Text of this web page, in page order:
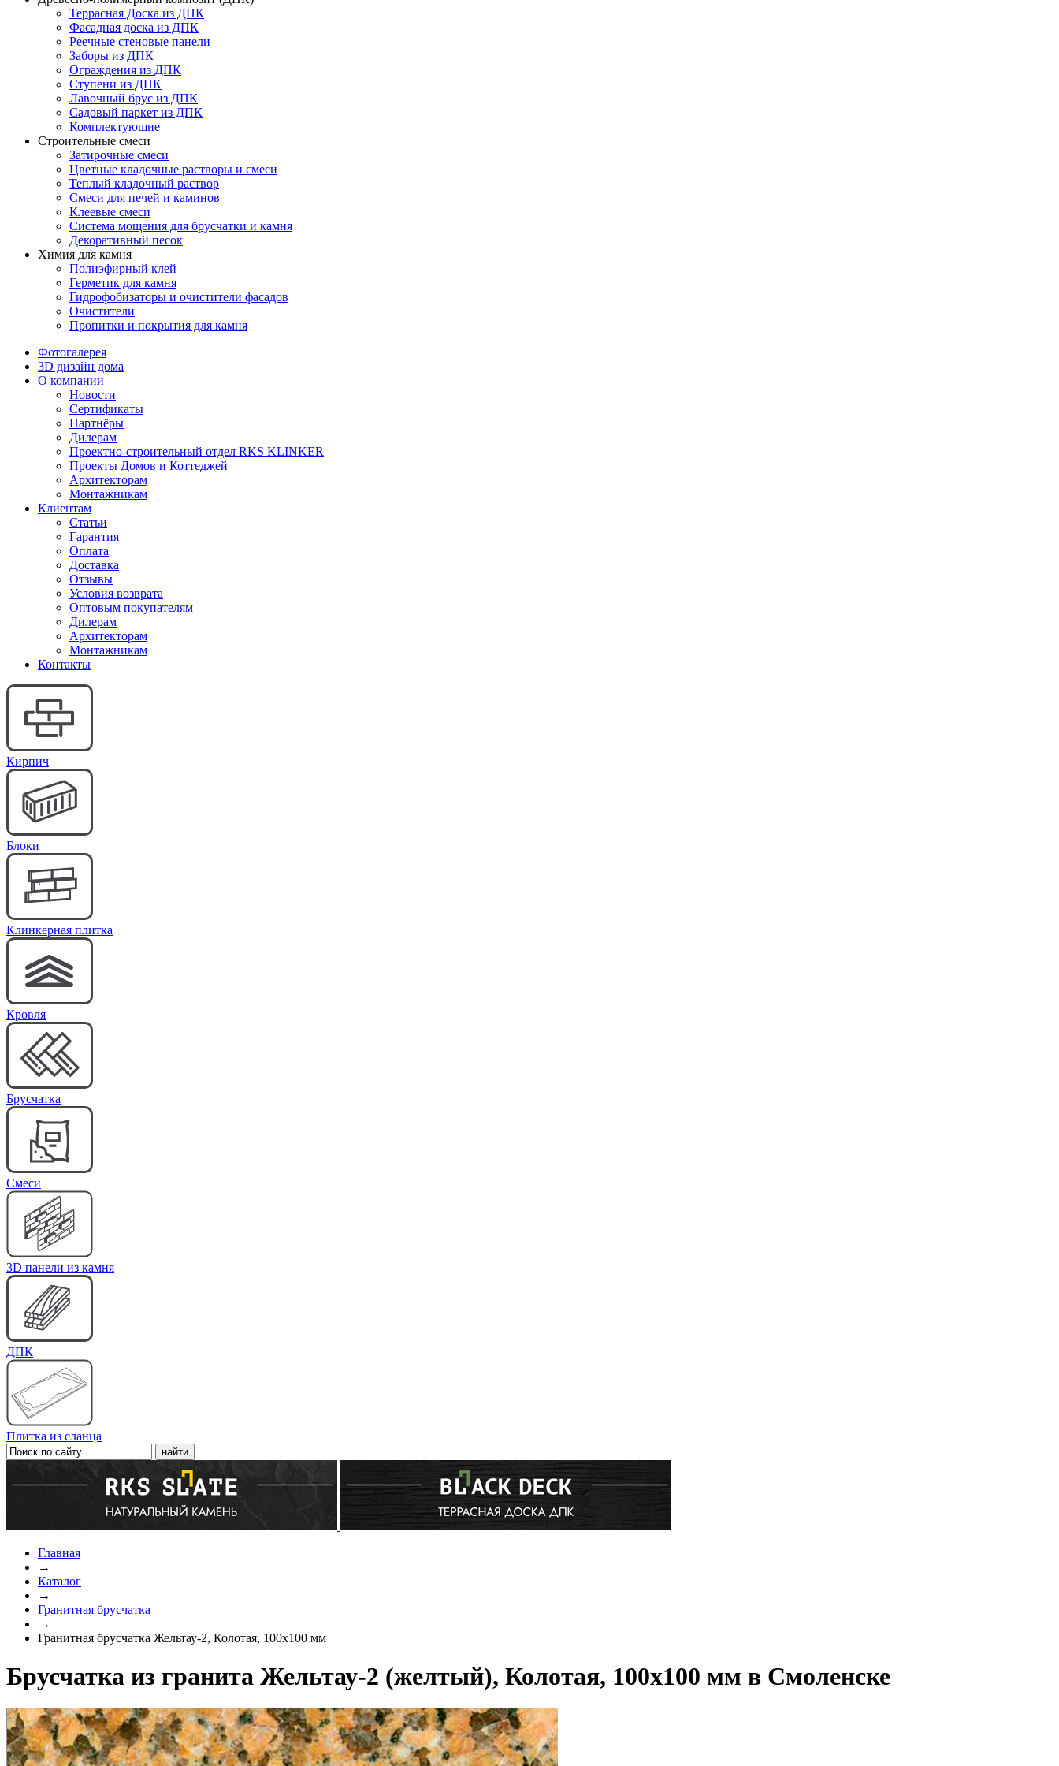
Террасная Доска из ДПК
Фасадная доска из ДПК
Реечные стеновые панели
Заборы из ДПК
Ограждения из ДПК
Ступени из ДПК
Лавочный брус из ДПК
Садовый паркет из ДПК
Комплектующие
Строительные смеси
Затирочные смеси
Цветные кладочные растворы и смеси
Теплый кладочный раствор
Смеси для печей и каминов
Клеевые смеси
Система мощения для брусчатки и камня
Декоративный песок
Химия для камня
Полиэфирный клей
Герметик для камня
Гидрофобизаторы и очистители фасадов
Очистители
Пропитки и покрытия для камня
Фотогалерея
3D дизайн дома
О компании
Новости
Сертификаты
Партнёры
Дилерам
Проектно-строительный отдел RKS KLINKER
Проекты Домов и Коттеджей
Архитекторам
Монтажникам
Клиентам
Статьи
Гарантия
Оплата
Доставка
Отзывы
Условия возврата
Оптовым покупателям
Дилерам
Архитекторам
Монтажникам
Контакты
Кирпич
Блоки
Клинкерная плитка
Кровля
Брусчатка
Cмеси
3D панели из камня
ДПК
Плитка из сланца
Главная
→
Каталог
→
Гранитная брусчатка
→
Гранитная брусчатка Жельтау-2, Колотая, 100x100 мм
Брусчатка из гранита Жельтау-2 (желтый), Колотая, 100x100 мм в Смоленске